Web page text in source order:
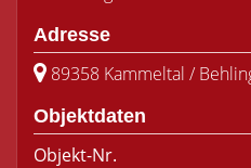
Adresse
89358 Kammeltal /
Objektdaten
Objekt-Nr.